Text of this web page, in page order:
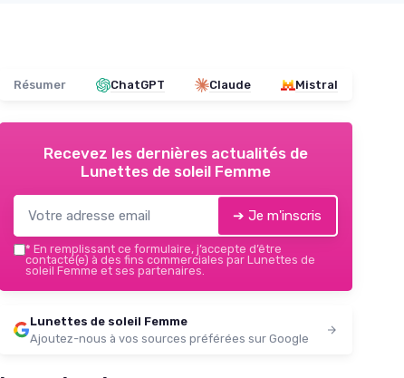
Résumer ChatGPT Claude Mistral
Recevez les dernières actualités de
Lunettes de soleil Femme
➔ Je m'inscris
* En remplissant ce formulaire, j’accepte d’être
contacté(e) à des fins commerciales par Lunettes de
soleil Femme et ses partenaires.
Lunettes de soleil Femme
Ajoutez-nous à vos sources préférées sur Google